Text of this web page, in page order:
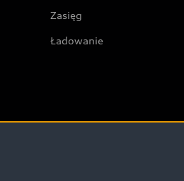
Zasięg
Ładowanie